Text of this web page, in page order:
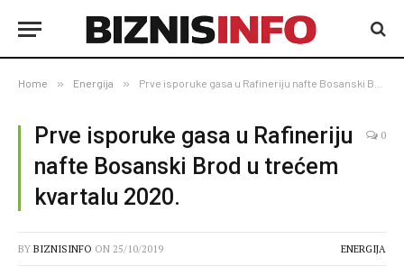
Home » Energija » Prve isporuke gasa u Rafineriju nafte Bosanski Brod u trećem kvartalu 2020.
Prve isporuke gasa u Rafineriju
nafte Bosanski Brod u trećem
kvartalu 2020.
0
BY BIZNISINFO ON 25/10/2019 ENERGIJA